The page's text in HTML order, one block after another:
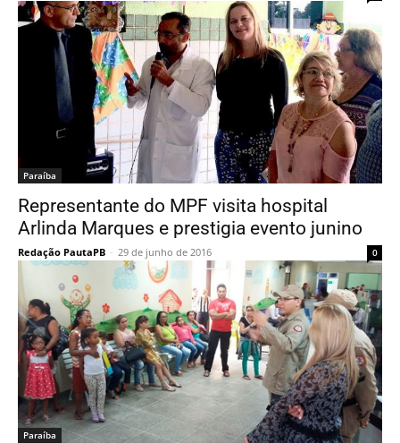
Paraí­ba
Representante do MPF visita hospital
Arlinda Marques e prestigia evento junino
Redação PautaPB - 29 de junho de 2016 0
Paraí­ba